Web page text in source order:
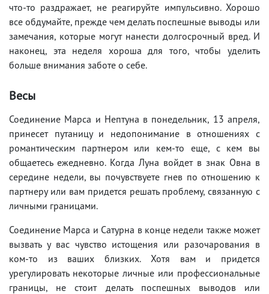
что-то раздражает, не реагируйте импульсивно. Хорошо
все обдумайте, прежде чем делать поспешные выводы или
замечания, которые могут нанести долгосрочный вред. И
наконец, эта неделя хороша для того, чтобы уделить
больше внимания заботе о себе.
Весы
Соединение Марса и Нептуна в понедельник, 13 апреля,
принесет путаницу и недопонимание в отношениях с
романтическим партнером или кем-то еще, с кем вы
общаетесь ежедневно. Когда Луна войдет в знак Овна в
середине недели, вы почувствуете гнев по отношению к
партнеру или вам придется решать проблему, связанную с
личными границами.
Соединение Марса и Сатурна в конце недели также может
вызвать у вас чувство истощения или разочарования в
ком-то из ваших близких. Хотя вам и придется
урегулировать некоторые личные или профессиональные
границы, не стоит делать поспешных выводов или